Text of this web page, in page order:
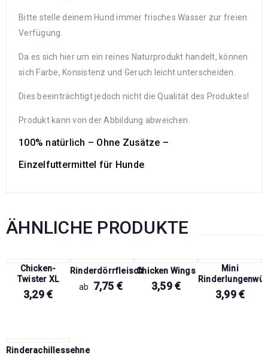
Bitte stelle deinem Hund immer frisches Wasser zur freien
Verfügung.
Da es sich hier um ein reines Naturprodukt handelt, können
sich Farbe, Konsistenz und Geruch leicht unterscheiden.
Dies beeinträchtigt jedoch nicht die Qualität des Produktes!
Produkt kann von der Abbildung abweichen.
100% natürlich – Ohne Zusätze –
Einzelfuttermittel für Hunde
ÄHNLICHE PRODUKTE
Chicken-
Twister XL
3,29€
Rinderdörrfleisch
ab
7,75 €
Chicken Wings
3,59€
Mini
3,99€
Rinderachillessehne